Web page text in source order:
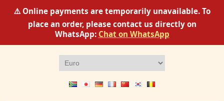
⚠️ Online payments are temporarily unavailable. To
place an order, please contact us directly on
WhatsApp: Chat on WhatsApp